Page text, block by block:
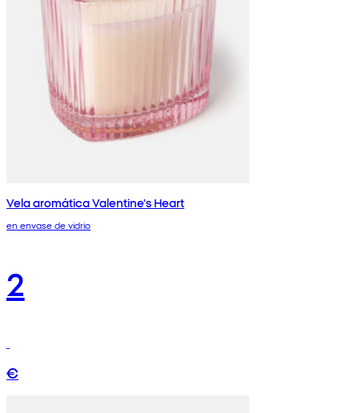
Vela aromática Valentine's Heart
en envase de vidrio
2
€